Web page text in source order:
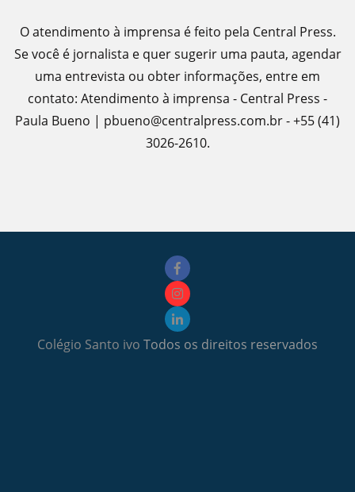
O atendimento à imprensa é feito pela Central Press.
Se você é jornalista e quer sugerir uma pauta, agendar
uma entrevista ou obter informações, entre em
contato: Atendimento à imprensa - Central Press -
Paula Bueno | pbueno@centralpress.com.br - +55 (41)
3026-2610.
Colégio Santo ivo Todos os direitos reservados